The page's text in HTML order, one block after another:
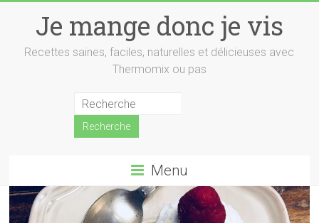
contentJe mange donc je vis
Recettes saines, faciles, naturelles et délicieuses avec
Thermomix ou pas
Menu